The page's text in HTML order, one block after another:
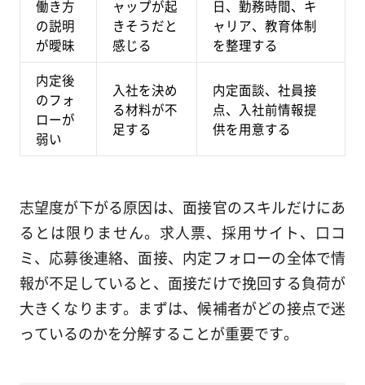
働き方
の説明
が曖昧
ャップが起
きそうだと
感じる
日、勤務時間、キ
ャリア、教育体制
を整理する
内定後
のフォ
ローが
弱い
入社を決め
る材料が不
足する
内定面談、社員接
点、入社前情報提
供を用意する
志望度が下がる原因は、面接官のスキルだけにあ
るとは限りません。求人票、採用サイト、口コ
ミ、応募後連絡、面接、内定フォローの全体で情
報が不足していると、面接だけで挽回する負荷が
大きくなります。まずは、候補者がどの接点で迷
っているのかを分解することが重要です。